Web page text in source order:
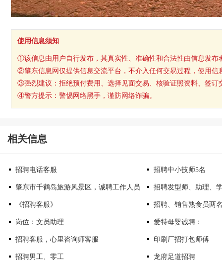
使用信息须知
①该信息由用户自行发布，其真实性、准确性和合法性由信息发布
②肇东信息网仅提供信息交流平台，不介入任何交易过程，使用信
③强烈建议：拒绝预付费用、选择见面交易、核验证照资料、签订
④警方提示：警惕网络黑手，谨防网络诈骗。
相关信息
招聘电话客服 招聘中小技师5名
肇东市千鹤岛旅游风景区，诚聘工作人员 招聘发型师、助理、
《招聘客服》 招聘、销售熟食员两
岗位：文员助理 爱特母婴诚聘：
招聘客服，心里咨询师客服 印刷厂招打包师傅
招聘男工、零工 龙府足道招聘